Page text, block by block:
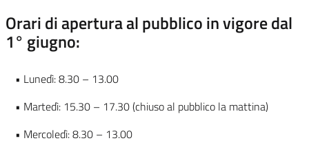
Orari di apertura al pubblico in vigore dal
1° giugno:
• Lunedì: 8.30 – 13.00
• Martedì: 15.30 – 17.30 (chiuso al pubblico la mattina)
• Mercoledì: 8.30 – 13.00